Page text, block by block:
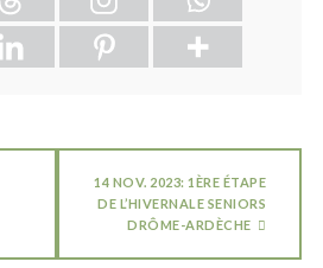
14 NOV. 2023: 1ÈRE ÉTAPE
DE L’HIVERNALE SENIORS
DRÔME-ARDÈCHE